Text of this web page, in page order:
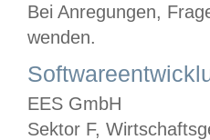
Bei Anregungen,
wenden.
EES GmbH
Sektor F,